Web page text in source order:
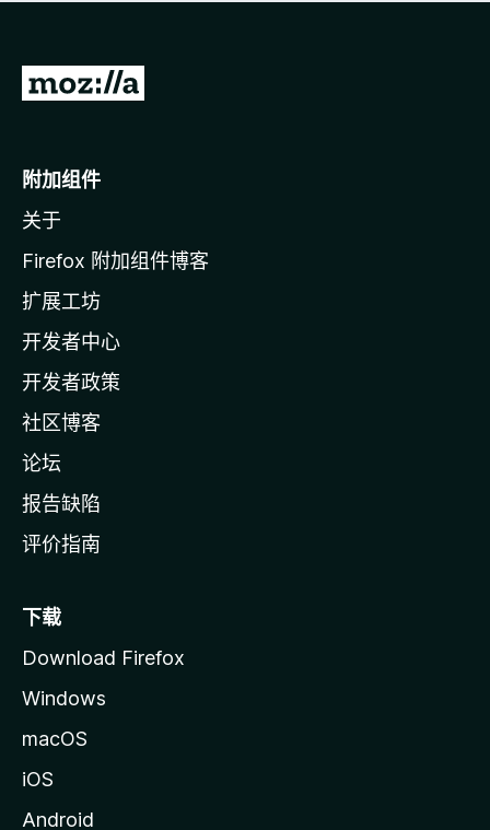
无
转
o
i
l
a
主
页
附加组件
关于
Firefox 附加组件博客
扩展工坊
开发者中心
开发者政策
社区博客
论坛
报告缺陷
评价指南
下载
Download Firefox
Windows
macOS
iOS
Android